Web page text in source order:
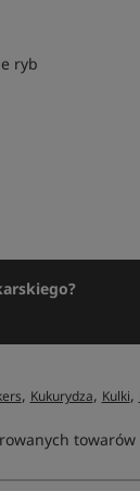
ryb
, Kukurydza, Kulki,